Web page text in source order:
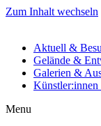
Zum Inhalt wechseln
Aktuell &
Gelände &
Galerien &
Menu